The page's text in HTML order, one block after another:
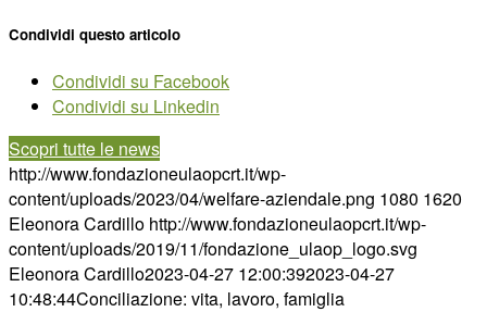
Condividi questo articolo
Condividi su Facebook
Condividi su Linkedin
Scopri tutte le news
http://www.fondazioneulaopcrt.it/wp-
content/uploads/2023/04/welfare-aziendale.png 1080 1620
Eleonora Cardillo http://www.fondazioneulaopcrt.it/wp-
content/uploads/2019/11/fondazione_ulaop_logo.svg
Eleonora Cardillo2023-04-27 12:00:392023-04-27
10:48:44Conciliazione: vita, lavoro, famiglia